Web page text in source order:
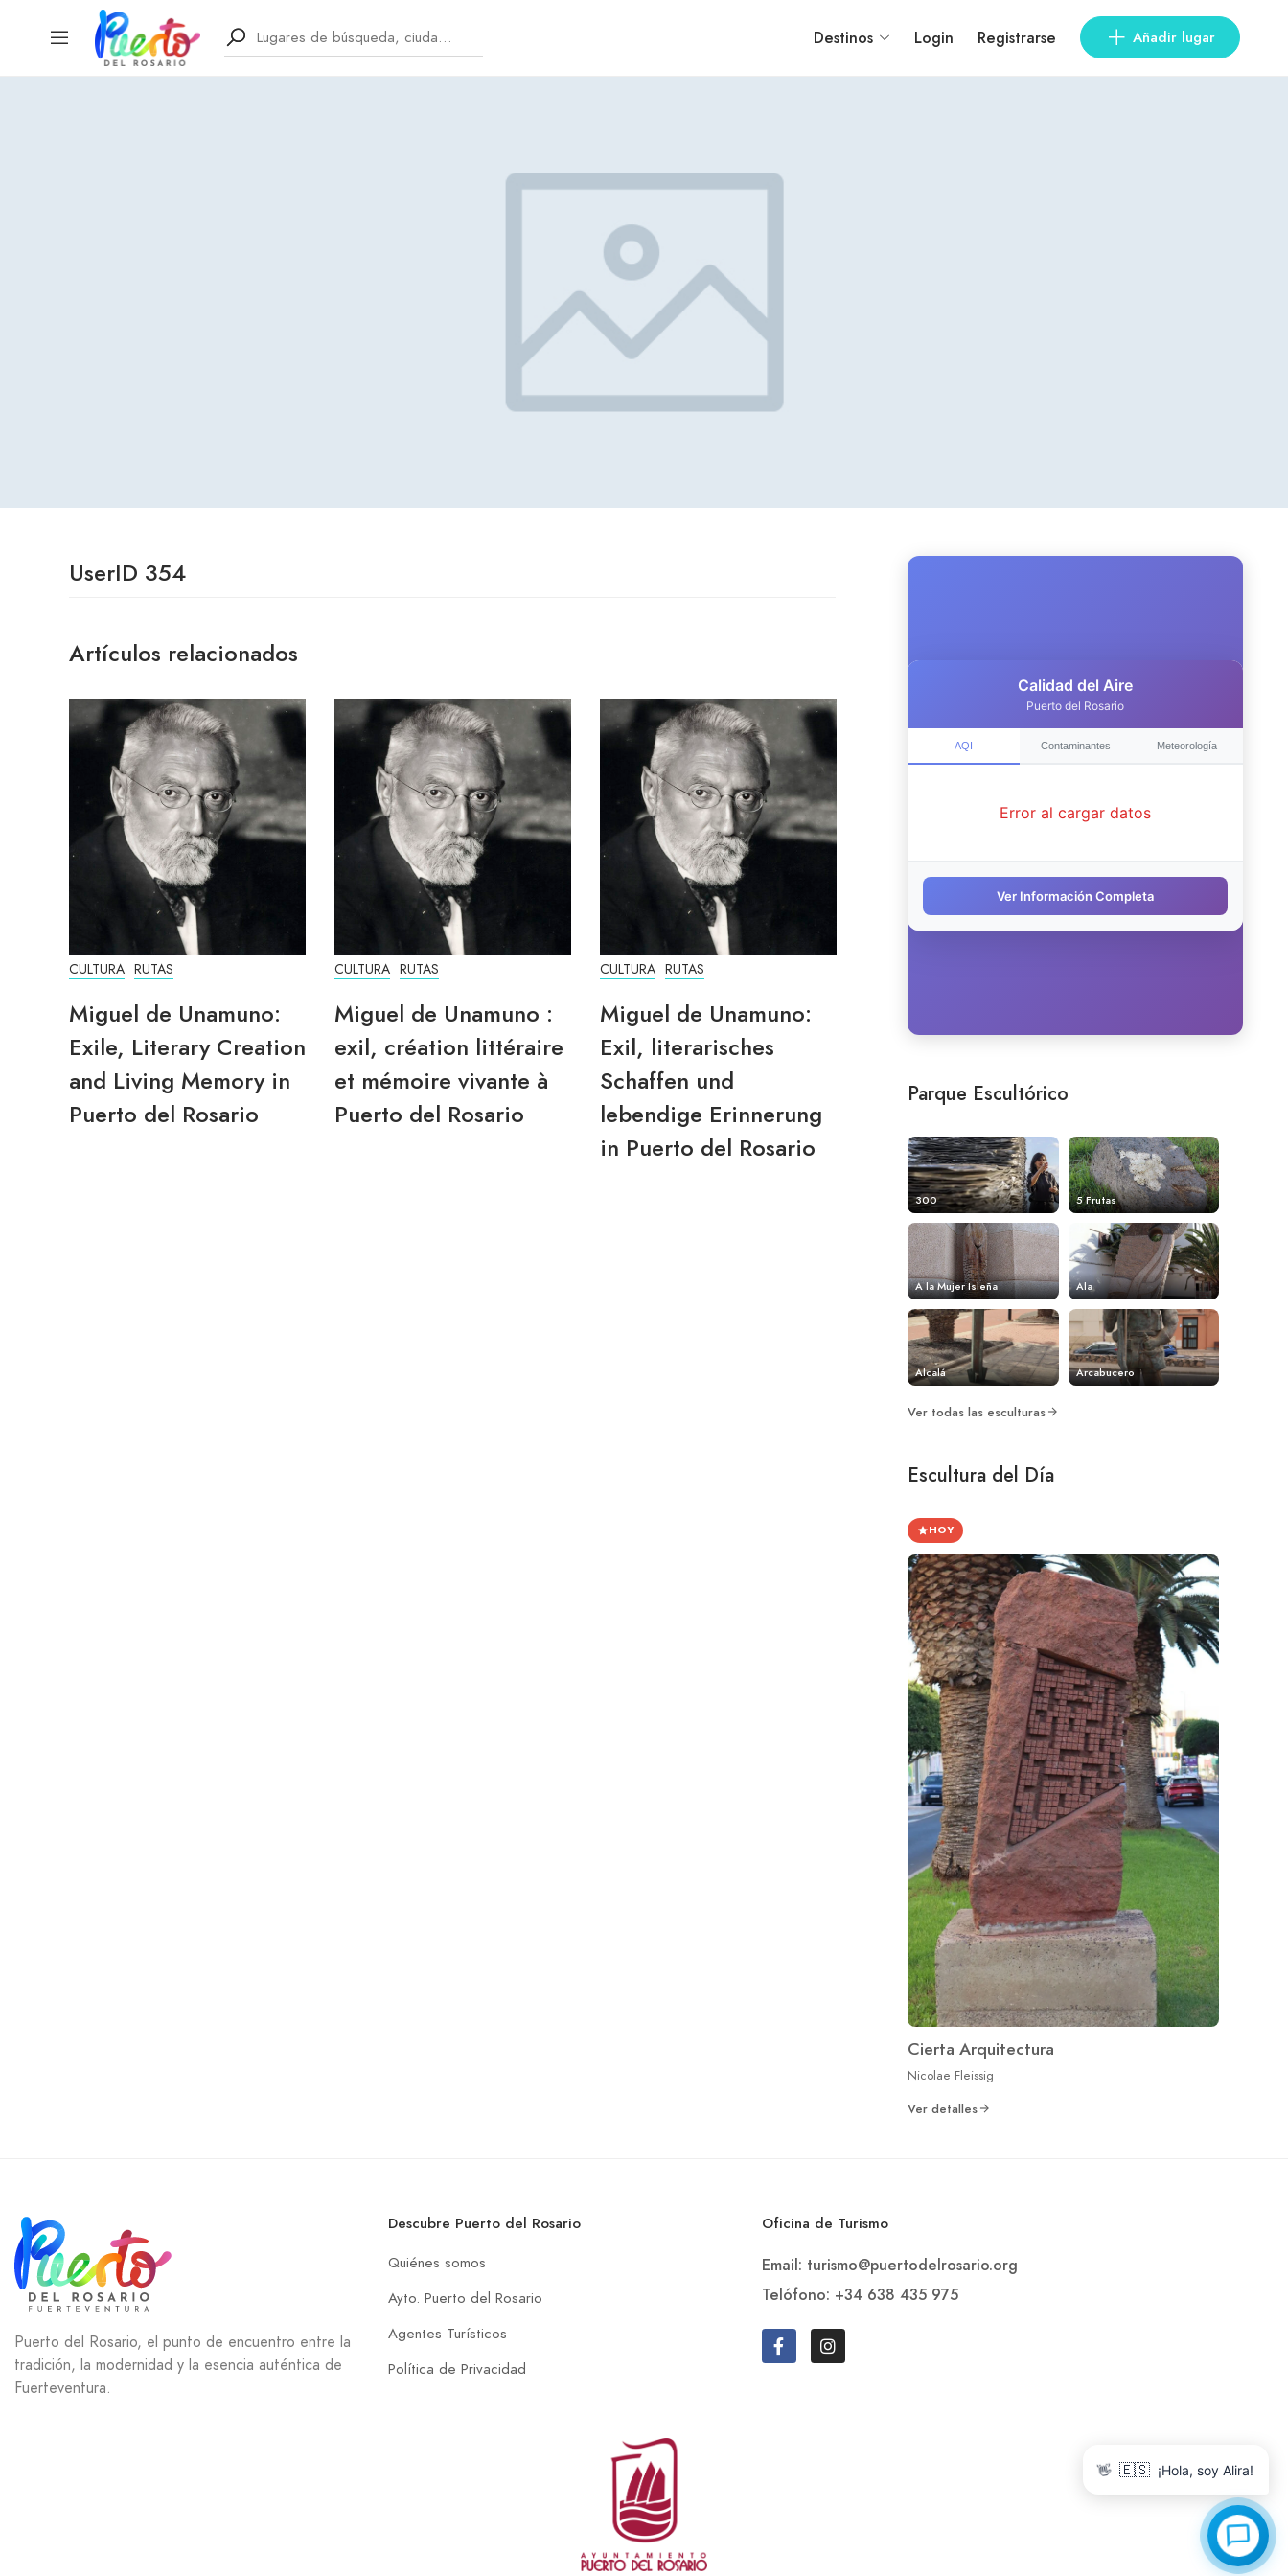
Destinos Login Registrarse Añadir lugar
UserID 354
Artículos relacionados
CULTURA RUTAS
Miguel de Unamuno:
Exile, Literary Creation
and Living Memory in
Puerto del Rosario
CULTURA RUTAS
Miguel de Unamuno :
exil, création littéraire
et mémoire vivante à
Puerto del Rosario
CULTURA RUTAS
Miguel de Unamuno:
Exil, literarisches
Schaffen und
lebendige Erinnerung
in Puerto del Rosario
Parque Escultórico
300 5 Frutas
A la Mujer Isleña Ala
Alcalá Arcabucero
Ver todas las esculturas
Escultura del Día
HOY
Cierta Arquitectura
Nicolae Fleissig
Ver detalles
Puerto del Rosario, el punto de encuentro entre la
tradición, la modernidad y la esencia auténtica de
Fuerteventura.
Descubre Puerto del Rosario
Quiénes somos
Ayto. Puerto del Rosario
Agentes Turísticos
Política de Privacidad
Oficina de Turismo
Email: turismo@puertodelrosario.org
Telófono: +34 638 435 975
👋 🇪🇸 ¡Hola, soy Alira!